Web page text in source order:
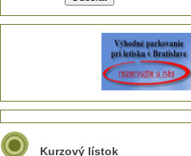
Kurzový lístok